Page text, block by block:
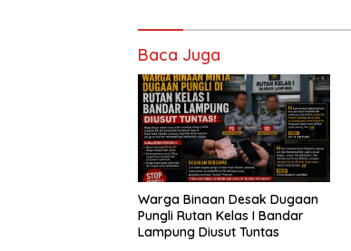
Baca Juga
Warga Binaan Desak Dugaan
Pungli Rutan Kelas I Bandar
Lampung Diusut Tuntas